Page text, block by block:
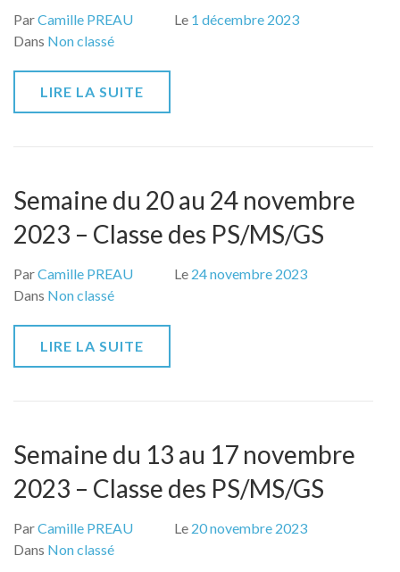
ParCamille PREAU Le 1 décembre 2023
Dans Non classé
LIRE LA SUITE
Semaine du 20 au 24 novembre
2023 – Classe des PS/MS/GS
ParCamille PREAU Le 24 novembre 2023
Dans Non classé
LIRE LA SUITE
Semaine du 13 au 17 novembre
2023 – Classe des PS/MS/GS
ParCamille PREAU Le 20 novembre 2023
Dans Non classé